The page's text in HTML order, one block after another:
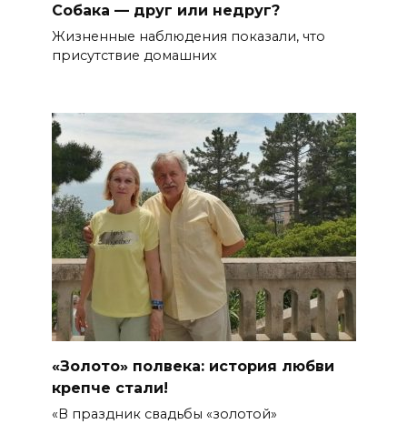
Собака — друг или недруг?
Жизненные наблюдения показали, что
присутствие домашних
«Золото» полвека: история любви
крепче стали!
«В праздник свадьбы «золотой»